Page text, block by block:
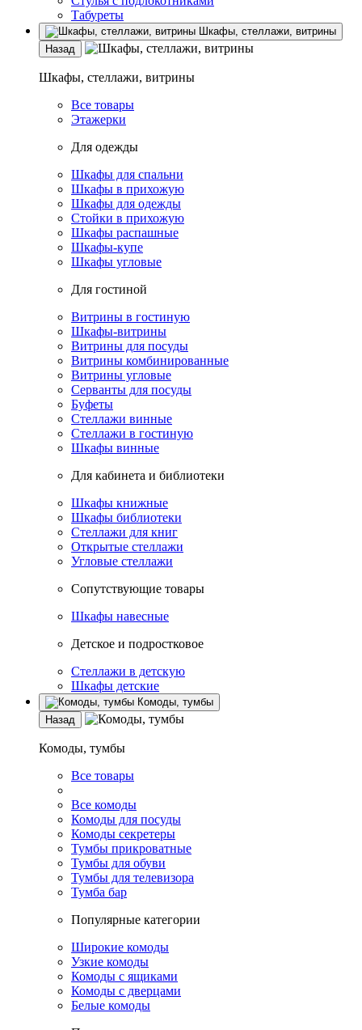
Табуреты
Шкафы, стеллажи, витрины
Назад
Шкафы, стеллажи, витрины
Все товары
Этажерки
Для одежды
Шкафы для спальни
Шкафы в прихожую
Шкафы для одежды
Стойки в прихожую
Шкафы распашные
Шкафы-купе
Шкафы угловые
Для гостиной
Витрины в гостиную
Шкафы-витрины
Витрины для посуды
Витрины комбинированные
Витрины угловые
Серванты для посуды
Буфеты
Стеллажи винные
Стеллажи в гостиную
Шкафы винные
Для кабинета и библиотеки
Шкафы книжные
Шкафы библиотеки
Стеллажи для книг
Открытые стеллажи
Угловые стеллажи
Сопутствующие товары
Шкафы навесные
Детское и подростковое
Стеллажи в детскую
Шкафы детские
Комоды, тумбы
Назад
Комоды, тумбы
Все товары
Все комоды
Комоды для посуды
Комоды секретеры
Тумбы прикроватные
Тумбы для обуви
Тумбы для телевизора
Тумба бар
Популярные категории
Широкие комоды
Узкие комоды
Комоды с ящиками
Комоды с дверцами
Белые комоды